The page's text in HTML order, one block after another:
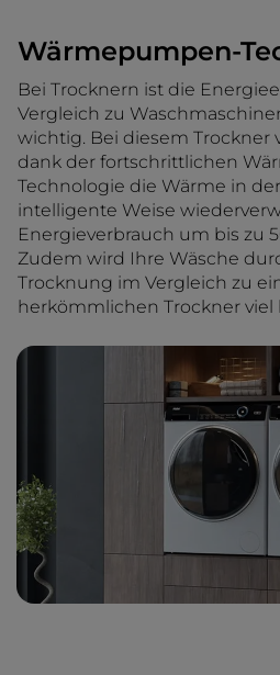
Wärmepumpen-
Bei Trocknern ist die
Vergleich zu
wichtig. Bei diesem Trockner
dank der fortschrittlichen
Technologie die Wärme in
intelligente Weise
Energieverbrauch um bis zu
Zudem wird Ihre Wäsche
Trocknung im Vergleich zu
herkömmlichen Trockner viel